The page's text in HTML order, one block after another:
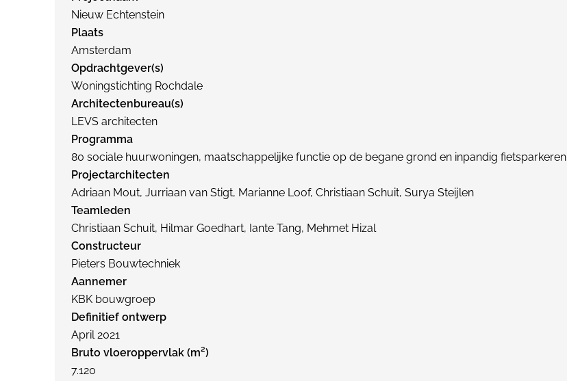
Nieuw Echtenstein
Plaats
Amsterdam
Opdrachtgever(s)
Woningstichting Rochdale
Architectenbureau(s)
LEVS architecten
Programma
80 sociale huurwoningen, maatschappelijke functie op de begane grond en inpandig fietsparkeren
Projectarchitecten
Adriaan Mout, Jurriaan van Stigt, Marianne Loof, Christiaan Schuit, Surya Steijlen
Teamleden
Christiaan Schuit, Hilmar Goedhart, Iante Tang, Mehmet Hizal
Constructeur
Pieters Bouwtechniek
Aannemer
KBK bouwgroep
Definitief ontwerp
April 2021
Bruto vloeroppervlak (m²)
7.120